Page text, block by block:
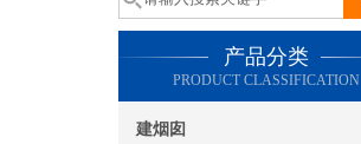
产品分类
PRODUCT CLASSIFICATION
建烟囱